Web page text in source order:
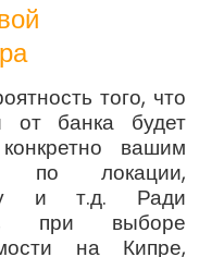
того, что
от банка будет
вашим
по локации,
и т.д. Ради
при выборе
на Кипре,